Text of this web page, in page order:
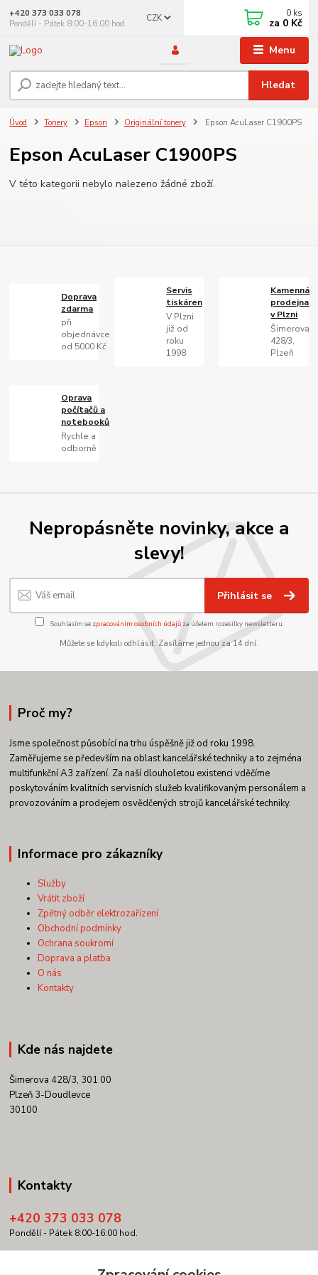
Menu
CZK
Hledat
+420 373 033 078
Pondělí - Pátek 8:00-16:00 hod.
0 ks
za 0 Kč
Úvod Tonery Epson Originální tonery Epson AcuLaser C1900PS
Epson AcuLaser C1900PS
V této kategorii nebylo nalezeno žádné zboží.
Doprava
zdarma
při
objednávce
od 5000 Kč
Servis
tiskáren
V Plzni
již od
roku
1998
Kamenná
prodejna
v Plzni
Šimerova
428/3,
Plzeň
Oprava
počítačů a
notebooků
Rychle a
odborně
Nepropásněte novinky, akce a
slevy!
Přihlásit se
Souhlasím se zpracováním osobních údajůza účelem rozesílky newsletteru.
Můžete se kdykoli odhlásit. Zasíláme jednou za 14 dní.
Proč my?
Jsme společnost působící na trhu úspěšně již od roku 1998.
Zaměřujeme se především na oblast kancelářské techniky a to zejména
multifunkční A3 zařízení. Za naší dlouholetou existenci vděčíme
poskytováním kvalitních servisních služeb kvalifikovaným personálem a
provozováním a prodejem osvědčených strojů kancelářské techniky.
Informace pro zákazníky
Služby
Vrátit zboží
Zpětný odběr elektrozařízení
Obchodní podmínky
Ochrana soukromí
Doprava a platba
O nás
Kontakty
Kde nás najdete
Šimerova 428/3, 301 00
Plzeň 3-Doudlevce
30100
Kontakty
+420 373 033 078
Pondělí - Pátek 8:00-16:00 hod.